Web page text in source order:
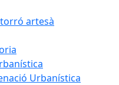
artesà
Urbanística